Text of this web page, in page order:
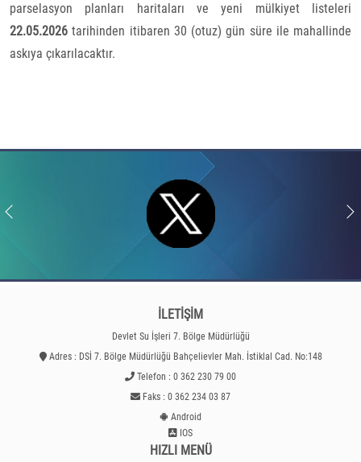
parselasyon planları haritaları ve yeni mülkiyet listeleri
22.05.2026 tarihinden itibaren 30 (otuz) gün süre ile mahallinde
askıya çıkarılacaktır.
İLETİŞİM
Devlet Su İşleri 7. Bölge Müdürlüğü
Adres : DSİ 7. Bölge Müdürlüğü Bahçelievler Mah. İstiklal Cad. No:148
Telefon : 0 362 230 79 00
Faks : 0 362 234 03 87
Android
IOS
HIZLI MENÜ